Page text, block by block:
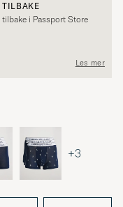
TILBAKE
tilbake i Passport Store
Les mer
+3